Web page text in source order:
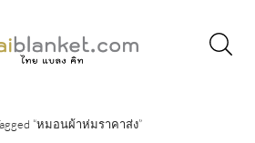
“หมอนผ้าห่มราคาส่ง”